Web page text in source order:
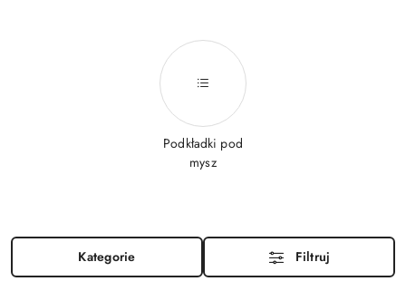
Podkładki pod
mysz
Kategorie Filtruj